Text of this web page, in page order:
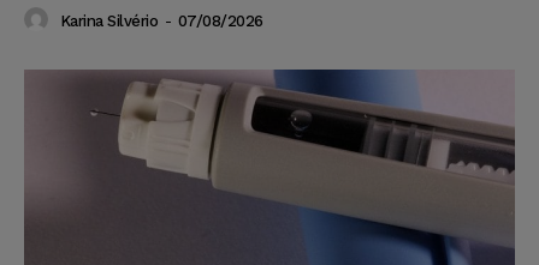
Karina Silvério - 07/08/2026